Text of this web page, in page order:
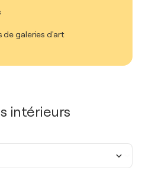
de galeries d'art
intérieurs